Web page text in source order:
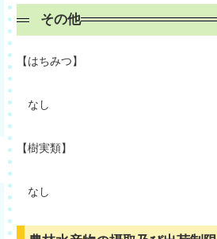
その他
【はちみつ】
なし
【樹実類】
なし